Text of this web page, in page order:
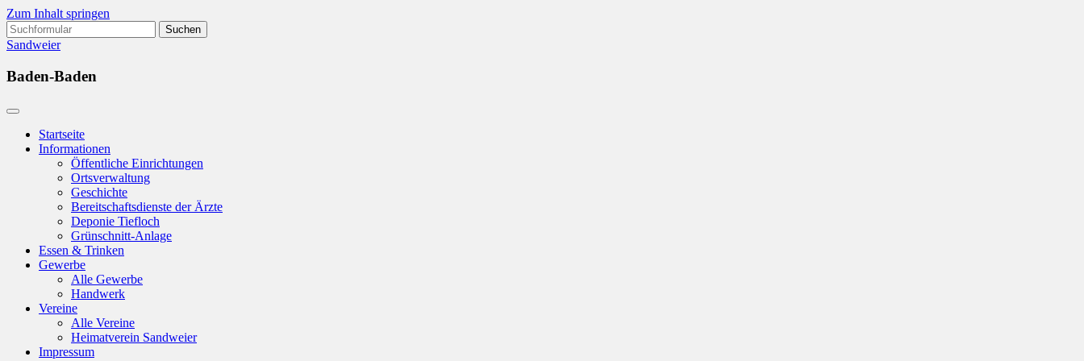
Zum Inhalt springen
Suchen
nach:
Sandweier
Baden-Baden
Startseite
Informationen
Öffentliche Einrichtungen
Ortsverwaltung
Geschichte
Bereitschaftsdienste der Ärzte
Deponie Tiefloch
Grünschnitt-Anlage
Essen & Trinken
Gewerbe
Alle Gewerbe
Handwerk
Vereine
Alle Vereine
Heimatverein Sandweier
Impressum